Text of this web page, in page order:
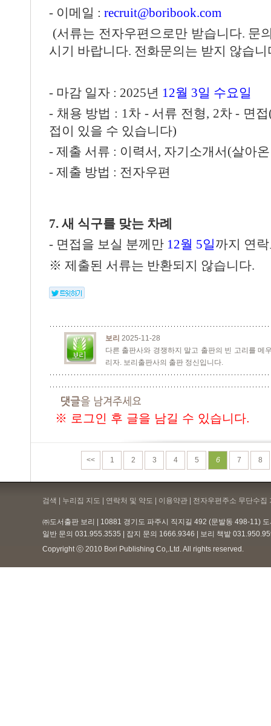
- 이메일 : recruit@boribook.com
(서류는 전자우편으로만 받습니다. 문
시기 바랍니다. 전화문의는 받지 않습니
- 마감 일자 : 2025년 12월 3일 수요일
- 채용 방법 : 1차- 서류 전형, 2차- 면접
접이 있을 수 있습니다)
- 제출 서류 : 이력서, 자기소개서(살아
- 제출 방법 : 전자우편
7. 새 식구를 맞는 차례
- 면접을 보실 분께만 12월 5일까지 연
※ 제출된 서류는 반환되지 않습니다.
보리 2025-11-28
다른 출판사와 경쟁하지 말고 출판의 빈 고리를 메
리자. 보리출판사의 출판 정신입니다.
※ 로그인 후 글을 남길 수 있습니다.
<< 1 2 3 4 5 6 7 8
검색 | 누리집 지도 | 연락처 및 약도 | 이용약관 | 전자우편주소 무단수집
㈜도서출판 보리 | 10881 경기도 파주시 직지길 492 (문발동 498-11)
일반 문의 031.955.3535 | 잡지 문의 1666.9346 | 보리 책밭
Copyright ⓒ 2010 Bori Publishing Co,.Ltd. All rights reserved.